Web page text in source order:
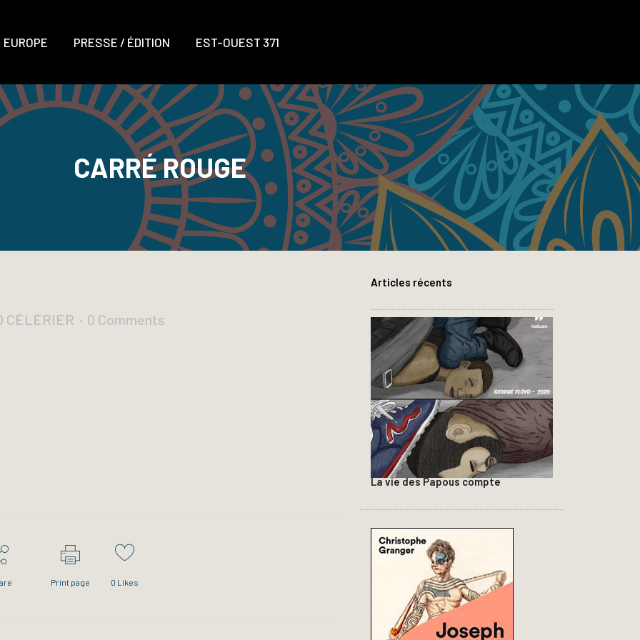
EUROPE PRESSE / ÉDITION EST-OUEST 371
CARRÉ ROUGE
CÉLÉRIER 0 Comments
Print page 0 Likes
Articles récents
La vie des Papous compte